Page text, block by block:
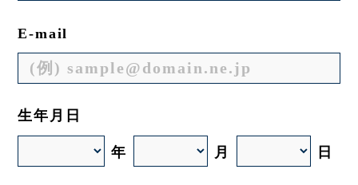
E-mail
生年月日
年 月 日